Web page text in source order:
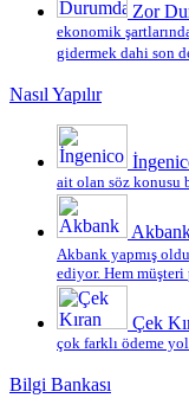
Zor
ekonomik
gidermek dahi son
Nasıl Yapılır
ait olan söz konusu
Akbank yapmış
ediyor. Hem
Çek
çok farklı ödeme
Bilgi Bankası